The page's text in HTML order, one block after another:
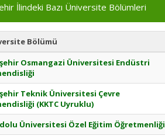
İlindeki Bazı Üniversite Bölümleri
Bölümü
Osmangazi Üniversitesi Endüstri
Teknik Üniversitesi Çevre
(KKTC Uyruklu)
Üniversitesi Özel Eğitim Öğretmenliği